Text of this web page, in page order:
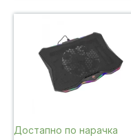
Достапно по нарачка